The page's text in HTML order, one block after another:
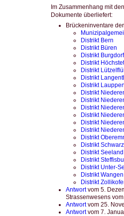
Im Zusammenhang mit
Dokumente überliefert:
Brückeninventare
Distrikt Bern
Distrikt Büren
Distrikt Burgdorf
Distrikt
Distrikt
Distrikt
Distrikt
Distrikt
Distrikt
Distrikt
Distrikt
Distrikt
Distrikt
Distrikt
Distrikt
Distrikt Seeland
Distrikt
Distrikt Unter-
Distrikt Wangen
Distrikt
Antwortvom 5.
Strassenwesens
Antwortvom 25.
Antwortvom 7.